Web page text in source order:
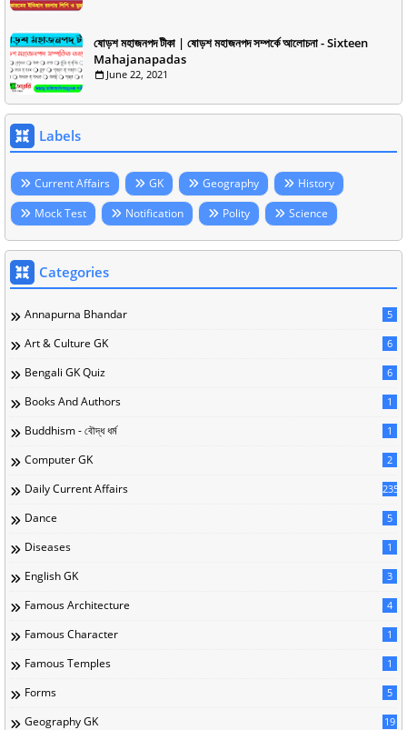
ষোড়শ মহাজনপদ টীকা | ষোড়শ মহাজনপদ সম্পর্কে আলোচনা - Sixteen
Mahajanapadas
June 22, 2021
Labels
Current Affairs GK Geography
History
Mock Test
Notification Polity Science
Categories
Annapurna Bhandar 5
Art & Culture GK 6
Bengali GK Quiz 6
Books And Authors 1
Buddhism - বৌদ্ধ ধর্ম 1
Computer GK 2
Daily Current Affairs 235
Dance 5
Diseases 1
English GK 3
Famous Architecture 4
Famous Character 1
Famous Temples 1
Forms 5
Geography GK 19